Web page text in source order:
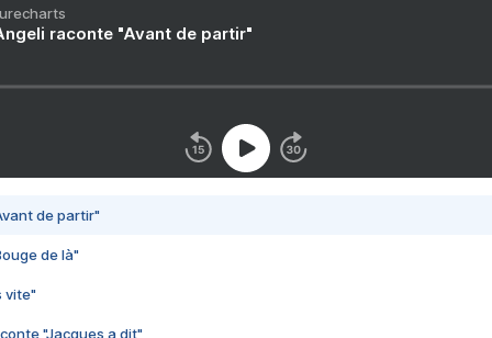
raconte "Avant de partir"
de partir"
de là"
vite"
"Jacques a dit"